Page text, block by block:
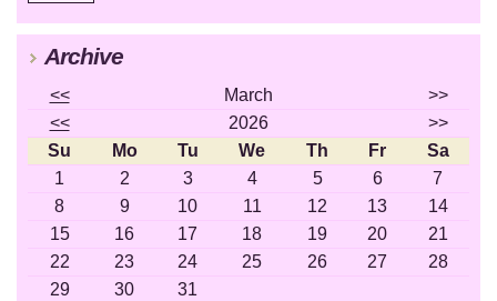
Archive
<< March
>>
<<
2026
>>
Su
Mo Tu We Th Fr
Sa
1
2 3 4 5 6
7
8
9 10 11 12 13
14
15
16 17 18 19 20
21
22
23 24 25 26 27
28
29
30 31